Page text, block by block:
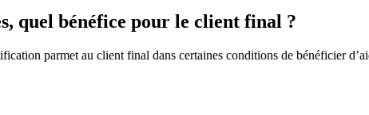
quel bénéfice pour le client final ?
parmet au client final dans certaines conditions de bénéficier